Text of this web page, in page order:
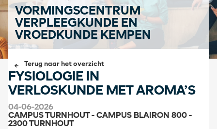
VORMINGSCENTRUM
VERPLEEGKUNDE EN
VROEDKUNDE KEMPEN
Terug naar het overzicht
FYSIOLOGIE IN
VERLOSKUNDE MET AROMA’S
04-06-2026
CAMPUS TURNHOUT - CAMPUS BLAIRON 800 -
2300 TURNHOUT